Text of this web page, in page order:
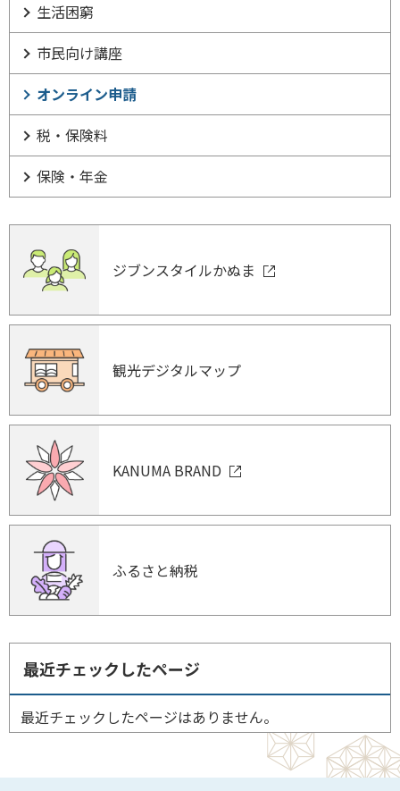
生活困窮
市民向け講座
オンライン申請
税・保険料
保険・年金
ジブンスタイルかぬま
観光デジタルマップ
KANUMA BRAND
ふるさと納税
最近チェックしたページ
最近チェックしたページはありません。